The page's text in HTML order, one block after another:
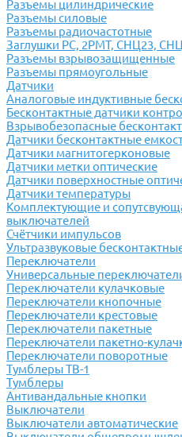
Разъемы цилиндрические
Разъемы силовые
Разъемы радиочастотные
Заглушки РС, 2РМТ, СНЦ23,
Разъемы взрывозащищенные
Разъемы прямоугольные
Датчики
Аналоговые индуктивные
Бесконтактные датчики
Взрывобезопасные
Датчики бесконтактные
Датчики магнитогерконовые
Датчики метки оптические
Датчики поверхностные
Датчики температуры
Комплектующие и
выключателей
Счётчики импульсов
Ультразвуковые
Переключатели
Универсальные
Переключатели кулачковые
Переключатели кнопочные
Переключатели крестовые
Переключатели пакетные
Переключатели пакетно-
Переключатели поворотные
Тумблеры ТВ-1
Тумблеры
Антивандальные кнопки
Выключатели
Выключатели автоматические